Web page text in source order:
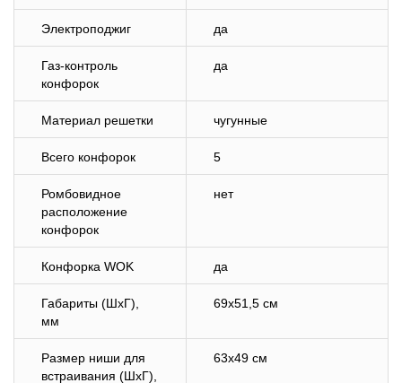
Электроподжиг да
Газ-контроль
конфорок
да
Материал решетки чугунные
Всего конфорок 5
Ромбовидное
расположение
конфорок
нет
Конфорка WOK да
Габариты (ШхГ),
мм
69х51,5 см
Размер ниши для
встраивания (ШхГ),
63х49 см